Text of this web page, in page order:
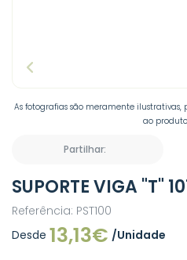
As fotografias são meramente
ao
Partilhar:
SUPORTE VIGA "T"
Referência: PST100
Desde 13,13€ /Unidade